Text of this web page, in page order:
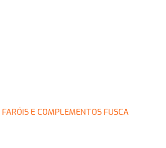
FARÓIS E COMPLEMENTOS FUSCA